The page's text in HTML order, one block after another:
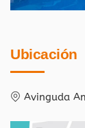
Ubicación
Avinguda